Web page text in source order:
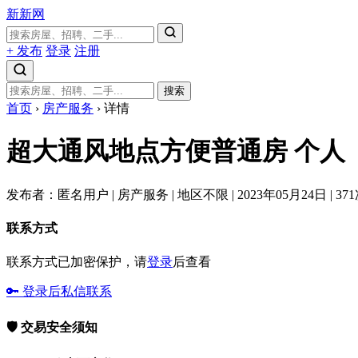
新新网
+ 发布 登录 注册
搜索
首页 › 房产服务 › 详情
超大通风地点方便普通房 个人
发布者：匿名用户 | 房产服务 | 地区不限 | 2023年05月24日 |
联系方式
联系方式已加密保护，请登录后查看
🔑 登录后私信联系
🛡️ 交易安全须知